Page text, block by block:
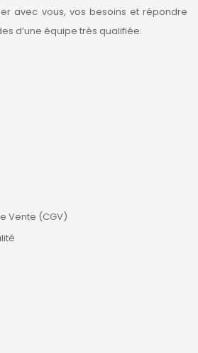
avec vous, vos besoins et répondre
d’une équipe très qualifiée.
Vente (CGV)